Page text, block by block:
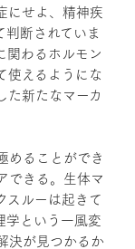
にせよ、精神疾
断されていま
関わるホルモン
使えるようにな
た新たなマーカ
めることができ
できる。生体マ
スルーは起きて
学という一風変
決が見つかるか